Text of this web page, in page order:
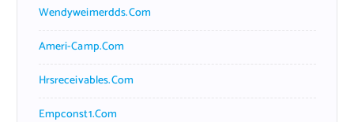
Wendyweimerdds.com
Ameri-Camp.com
Hrsreceivables.com
Empconst1.com